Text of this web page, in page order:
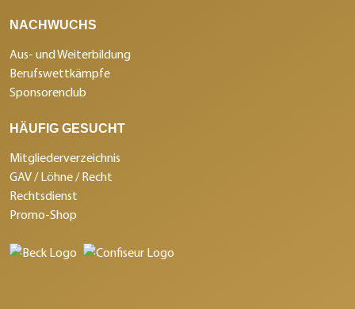
NACHWUCHS
Aus- und Weiterbildung
Berufswettkämpfe
Sponsorenclub
HÄUFIG GESUCHT
Mitgliederverzeichnis
GAV / Löhne / Recht
Rechtsdienst
Promo-Shop